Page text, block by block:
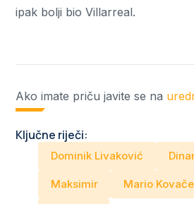
ipak bolji bio Villarreal.
Ako imate priču javite se na
Ključne riječi:
Dominik Livaković
Maksimir Mario